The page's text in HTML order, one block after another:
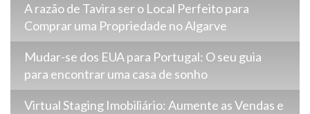
A razão de Tavira ser o Local Perfeito para
Comprar uma Propriedade no Algarve
Mudar-se dos EUA para Portugal: O seu guia
para encontrar uma casa de sonho
Virtual Staging Imobiliário: Aumente as Vendas e